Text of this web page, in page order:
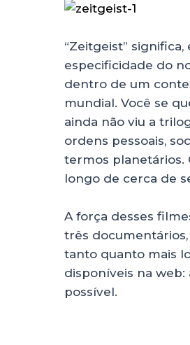
“Zeitgeist”
especificidade do
dentro de um
mundial. Você se
ainda não viu a
ordens pessoais,
termos planetários.
longo de cerca de
A força desses
três
tanto quanto mais
disponíveis na
possível.